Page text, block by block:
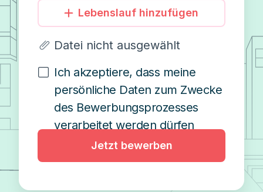
Lebenslauf hinzufügen
Datei nicht ausgewählt
Ich akzeptiere, dass meine
persönliche Daten zum Zwecke
des Bewerbungsprozesses
verarbeitet werden dürfen
Jetzt bewerben